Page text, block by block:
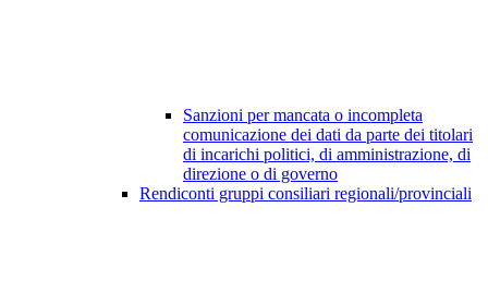
Sanzioni per mancata o incompleta
comunicazione dei dati da parte dei titolari
di incarichi politici, di amministrazione, di
direzione o di governo
Rendiconti gruppi consiliari regionali/provinciali